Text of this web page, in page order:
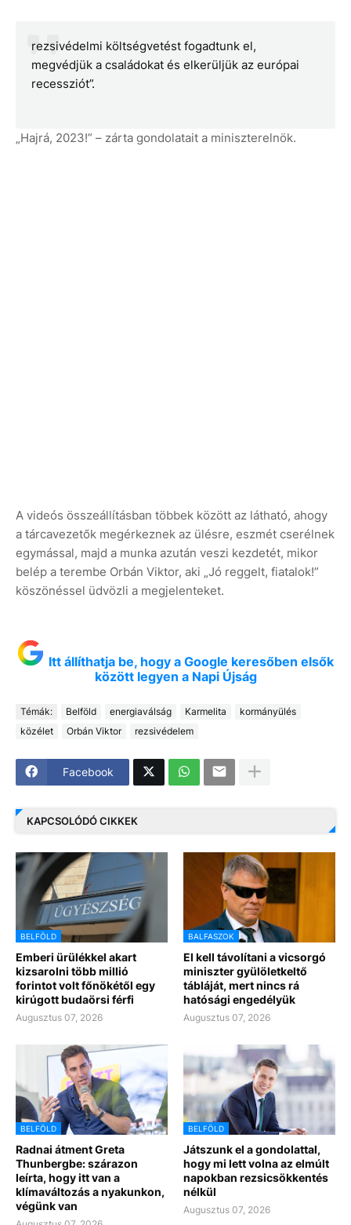
rezsivédelmi költségvetést fogadtunk el,
megvédjük a családokat és elkerüljük az európai
recessziót”.
„Hajrá, 2023!” – zárta gondolatait a miniszterelnök.
A videós összeállításban többek között az látható, ahogy
a tárcavezetők megérkeznek az ülésre, eszmét cserélnek
egymással, majd a munka azután veszi kezdetét, mikor
belép a terembe Orbán Viktor, aki „Jó reggelt, fiatalok!”
köszönéssel üdvözli a megjelenteket.
Itt állíthatja be, hogy a Google keresőben elsők
között legyen a Napi Újság
Témák: Belföld energiaválság Karmelita
kormányülés
közélet
Orbán Viktor rezsivédelem
Facebook
KAPCSOLÓDÓ CIKKEK
BELFÖLD
Emberi ürülékkel akart
kizsarolni több millió
forintot volt főnökétől egy
kirúgott budaörsi férfi
Augusztus 07, 2026
BALFASZOK
El kell távolítani a vicsorgó
miniszter gyülöletkeltő
tábláját, mert nincs rá
hatósági engedélyük
Augusztus 07, 2026
BELFÖLD
Radnai átment Greta
Thunbergbe: szárazon
leírta, hogy itt van a
klímaváltozás a nyakunkon,
végünk van
BELFÖLD
Játszunk el a gondolattal,
hogy mi lett volna az elmúlt
napokban rezsicsökkentés
nélkül
Augusztus 07, 2026